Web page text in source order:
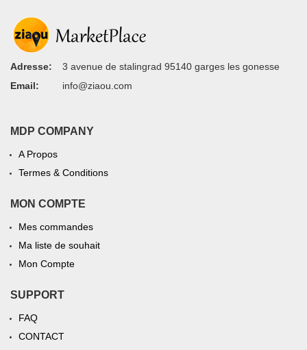
Adresse:
3 avenue de stalingrad 95140 garges les gonesse
Email:
info@ziaou.com
MDP COMPANY
A Propos
Termes & Conditions
MON COMPTE
Mes commandes
Ma liste de souhait
Mon Compte
SUPPORT
FAQ
CONTACT